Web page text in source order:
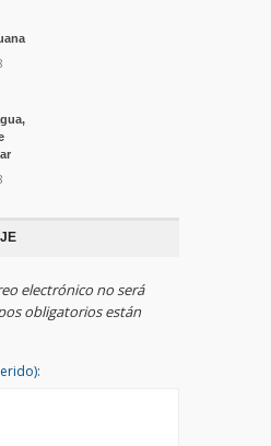
electrónico no será
obligatorios están